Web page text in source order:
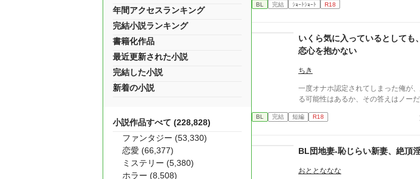
BL 完結 ｼｮｰﾄｼｮｰﾄ R18
いくら気に入っているとしても
恋心を抱かない
ちき
一度オナホ認定されてしまった俺が
る可能性はあるか、その答えはノーだ
BL 完結 短編 R18
BL団地妻-恥じらい新妻、絶頂
おととななな
年間アクセスランキング
完結小説ランキング
書籍化作品
最近更新された小説
完結した小説
新着の小説
小説作品すべて (228,828)
ファンタジー (53,330)
恋愛 (66,377)
ミステリー (5,380)
ホラー (8,508)